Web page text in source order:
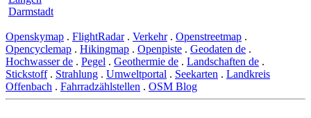
Darmstadt
Openskymap . FlightRadar. Verkehr. Openstreetmap .
Opencyclemap . Hikingmap . Openpiste . Geodaten de .
Hochwasser de . Pegel . Geothermie de . Landschaften de .
Stickstoff. Strahlung . Umweltportal . Seekarten . Landkreis
Offenbach . Fahrradzählstellen . OSM Blog